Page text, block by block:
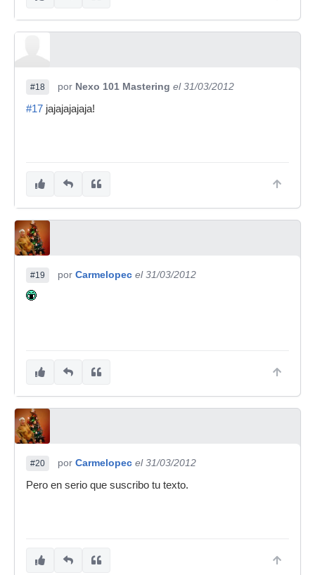
#18 por Nexo 101 Mastering el 31/03/2012
#17 jajajajajaja!
#19 por Carmelopec el 31/03/2012
#20 por Carmelopec el 31/03/2012
Pero en serio que suscribo tu texto.